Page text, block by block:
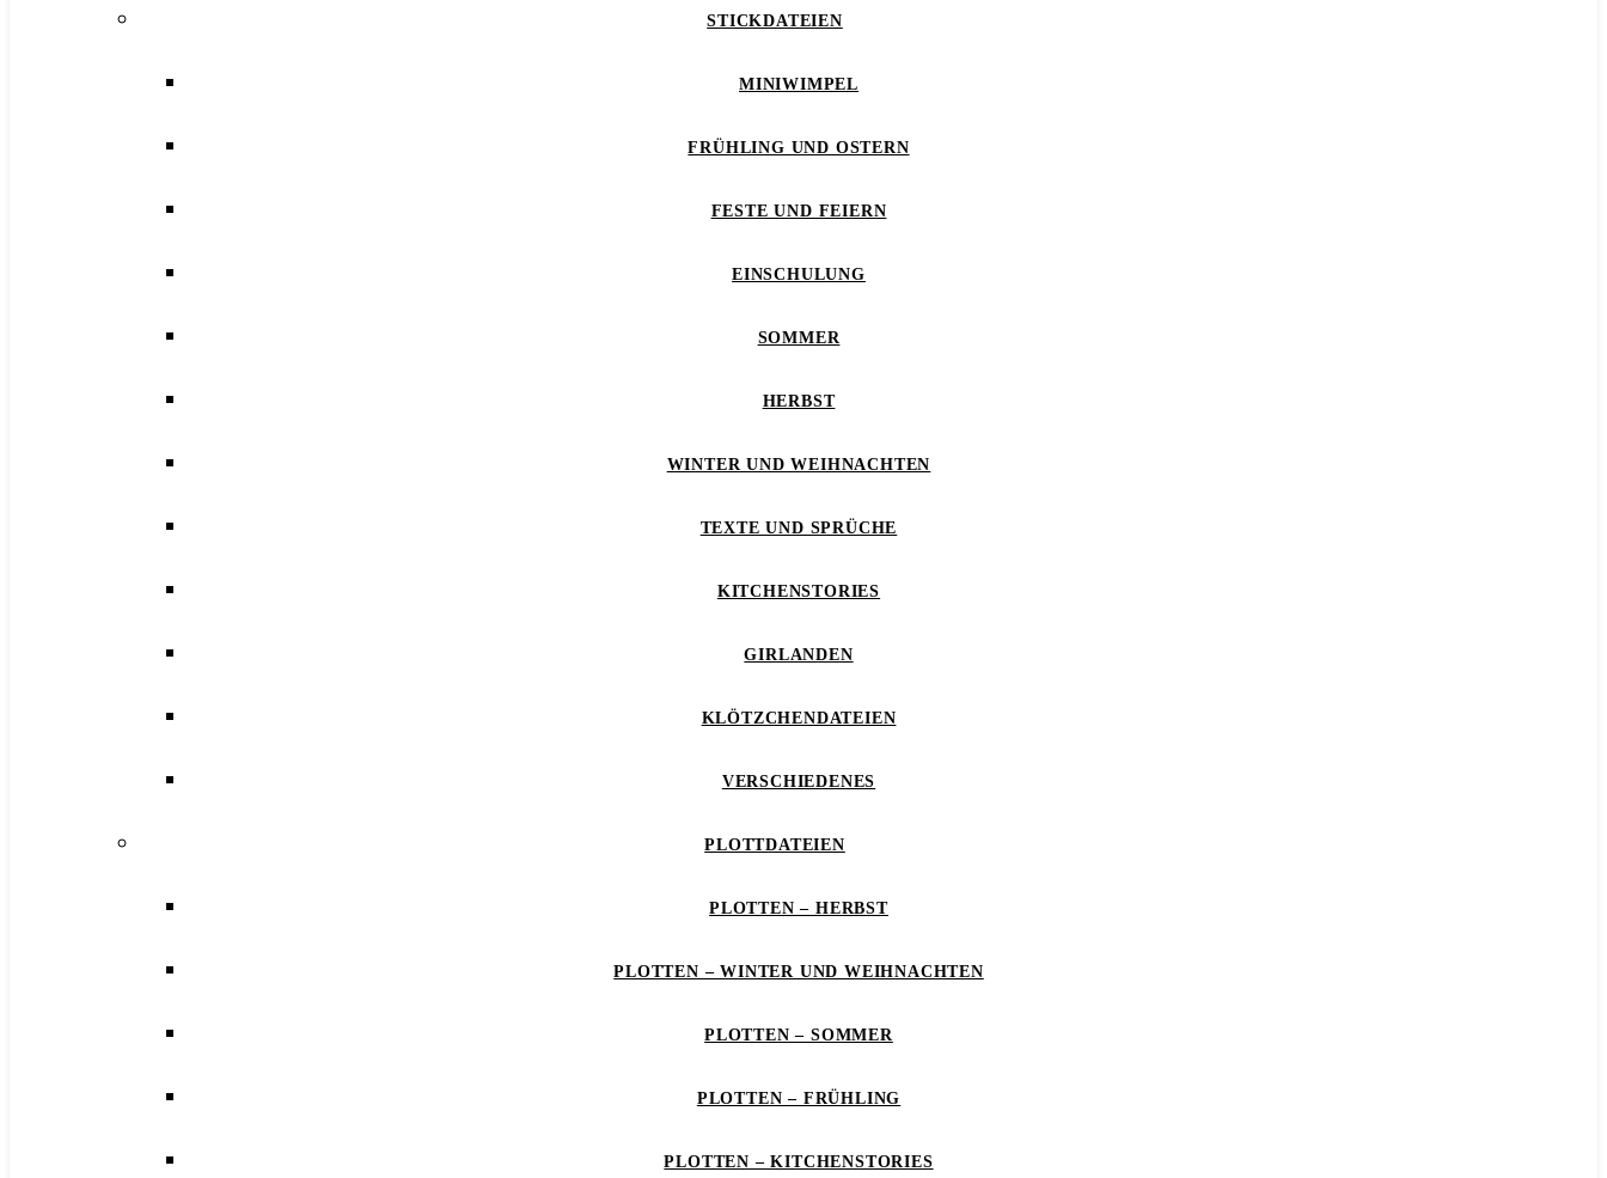
STICKDATEIEN
MINIWIMPEL
FRÜHLING UND OSTERN
FESTE UND FEIERN
EINSCHULUNG
SOMMER
HERBST
WINTER UND WEIHNACHTEN
TEXTE UND SPRÜCHE
KITCHENSTORIES
GIRLANDEN
KLÖTZCHENDATEIEN
VERSCHIEDENES
PLOTTDATEIEN
PLOTTEN – HERBST
PLOTTEN – WINTER UND WEIHNACHTEN
PLOTTEN – SOMMER
PLOTTEN – FRÜHLING
PLOTTEN – KITCHENSTORIES